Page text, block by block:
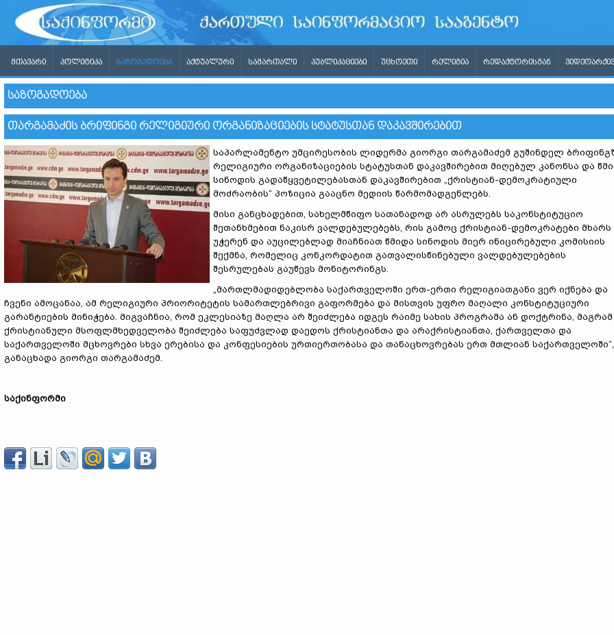
ᲛᲗᲐᲕᲐᲠᲘ ᲞᲝᲚᲘᲢᲘᲙᲐ ᲡᲐᲖᲝᲒᲐᲓᲝᲔᲑᲐ ᲐᲥᲢᲣᲐᲚᲣᲠᲘ ᲡᲐᲛᲐᲠᲗᲐᲚᲘ ᲞᲣᲑᲚᲘᲙᲐᲪᲘᲔᲑᲘ ᲣᲪᲮᲝᲔᲗᲘ ᲠᲔᲚᲘᲒᲘᲐ ᲠᲔᲓᲐᲥᲢᲝᲠᲘᲡᲒᲐᲜ
ᲡᲐᲖᲝᲒᲐᲓᲝᲔᲑᲐ
ᲗᲐᲠᲒᲐᲛᲐᲫᲘᲡ ᲑᲠᲘᲤᲘᲜᲒᲘ ᲠᲔᲚᲘᲒᲘᲣᲠᲘ ᲝᲠᲒᲐᲜᲘᲖᲐᲪᲘᲔᲑᲘᲡ ᲡᲢᲐᲢᲣᲡᲗᲐᲜ ᲓᲐᲙᲐᲕᲨᲘᲠᲔᲑᲘᲗ
საპარლამენტო უმცირესობის ლიდერმა გიორგი თარგამაძემ გუშინდელ
რელიგიური ორგანიზაციების სტატუსთან დაკავშირებით მიღებულ კანონსა და
სინოდის გადაწყვეტილებასთან დაკავშირებით „ქრისტიან-დემოკრატიული
მოძრაობის“ პოზიცია გააცნო მედიის წარმომადგენლებს.
მისი განცხადებით, სახელმწიფო სათანადოდ არ ასრულებს საკონსტიტუციო
შეთანხმებით ნაკისრ ვალდებულებებს, რის გამოც ქრისტიან-დემოკრატები მხარს
უჭერენ და აუცილებლად მიაჩნიათ წმიდა სინოდის მიერ ინიცირებული კომისიის
შექმნა, რომელიც კონკორდატით გათვალისწინებული ვალდებულებების
შესრულებას გაუწევს მონიტორინგს.
„მართლმადიდებლობა საქართველოში ერთ-ერთი რელიგიათგანი ვერ იქნება და
ჩვენი ამოცანაა, ამ რელიგიური პრიორიტეტის სამართლებრივი გაფორმება და მისთვის უფრო მაღალი კონსტიტუციური
გარანტიების მინიჭება. მიგვაჩნია, რომ ეკლესიაზე მაღლა არ შეიძლება იდგეს რაიმე სახის პროგრამა ან დოქტრინა, მაგრამ
ქრისტიანული მსოფლმხედველობა შეიძლება საფუძვლად დაედოს ქრისტიანთა და არაქრისტიანთა, ქართველთა და
საქართველოში მცხოვრები სხვა ერებისა და კონფესიების ურთიერთობასა და თანაცხოვრებას ერთ მთლიან
განაცხადა გიორგი თარგამაძემ.
საქინფორმი